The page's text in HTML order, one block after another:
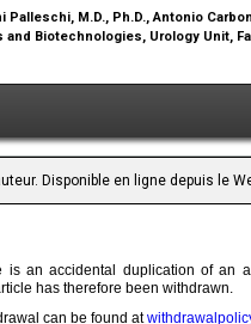
Palleschi, M.D., Ph.D., Antonio
Biotechnologies, Urology Unit,
Disponible en ligne depuis le
is an accidental duplication of an
has therefore been withdrawn.
can be found at